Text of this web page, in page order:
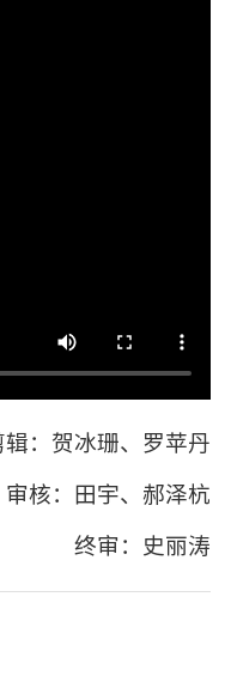
辑：贺冰珊、罗苹丹
审核：田宇、郝泽杭
终审：史丽涛